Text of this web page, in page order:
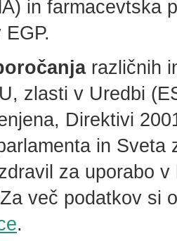
in farmacevtska
različnih
zlasti v Uredbi
Direktivi
in
za uporabo
več podatkov si
.